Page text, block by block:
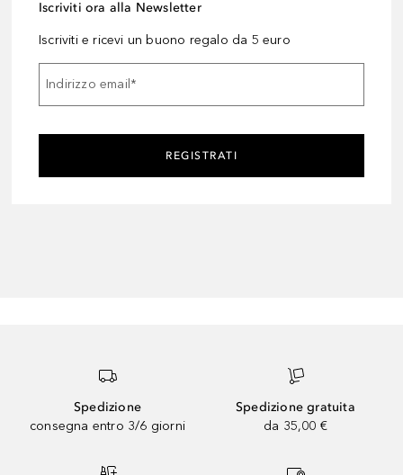
Iscriviti ora alla Newsletter
Iscriviti e ricevi un buono regalo da 5 euro
Indirizzo email*
REGISTRATI
Spedizione
consegna entro 3/6 giorni
Spedizione gratuita
da 35,00 €